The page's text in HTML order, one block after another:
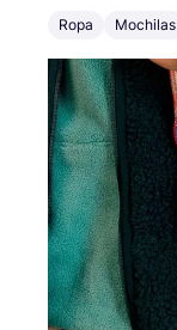
Ropa Mochilas